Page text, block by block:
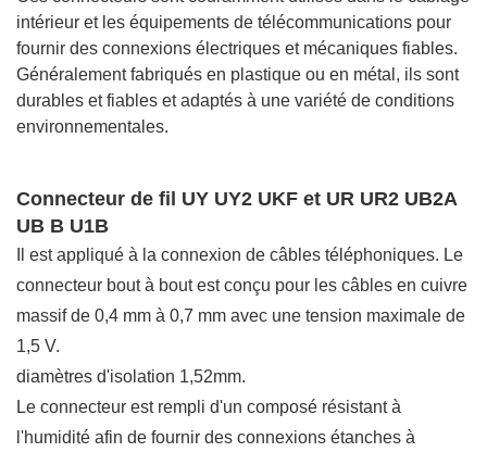
intérieur et les équipements de télécommunications pour
fournir des connexions électriques et mécaniques fiables.
Généralement fabriqués en plastique ou en métal, ils sont
durables et fiables et adaptés à une variété de conditions
environnementales.
Connecteur de fil UY UY2 UKF et UR UR2 UB2A
UB B U1B
Il est appliqué à la connexion de câbles téléphoniques. Le
connecteur bout à bout est conçu pour les câbles en cuivre
massif de 0,4 mm à 0,7 mm avec une tension maximale de
1,5 V.
diamètres d'isolation 1,52mm.
Le connecteur est rempli d'un composé résistant à
l'humidité afin de fournir des connexions étanches à